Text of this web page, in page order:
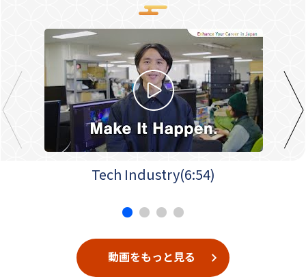
Tech Industry(6:54)
動画をもっと見る